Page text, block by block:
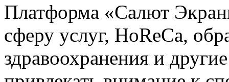
Платформа «Салют
сферу услуг, HoReCa,
здравоохранения и